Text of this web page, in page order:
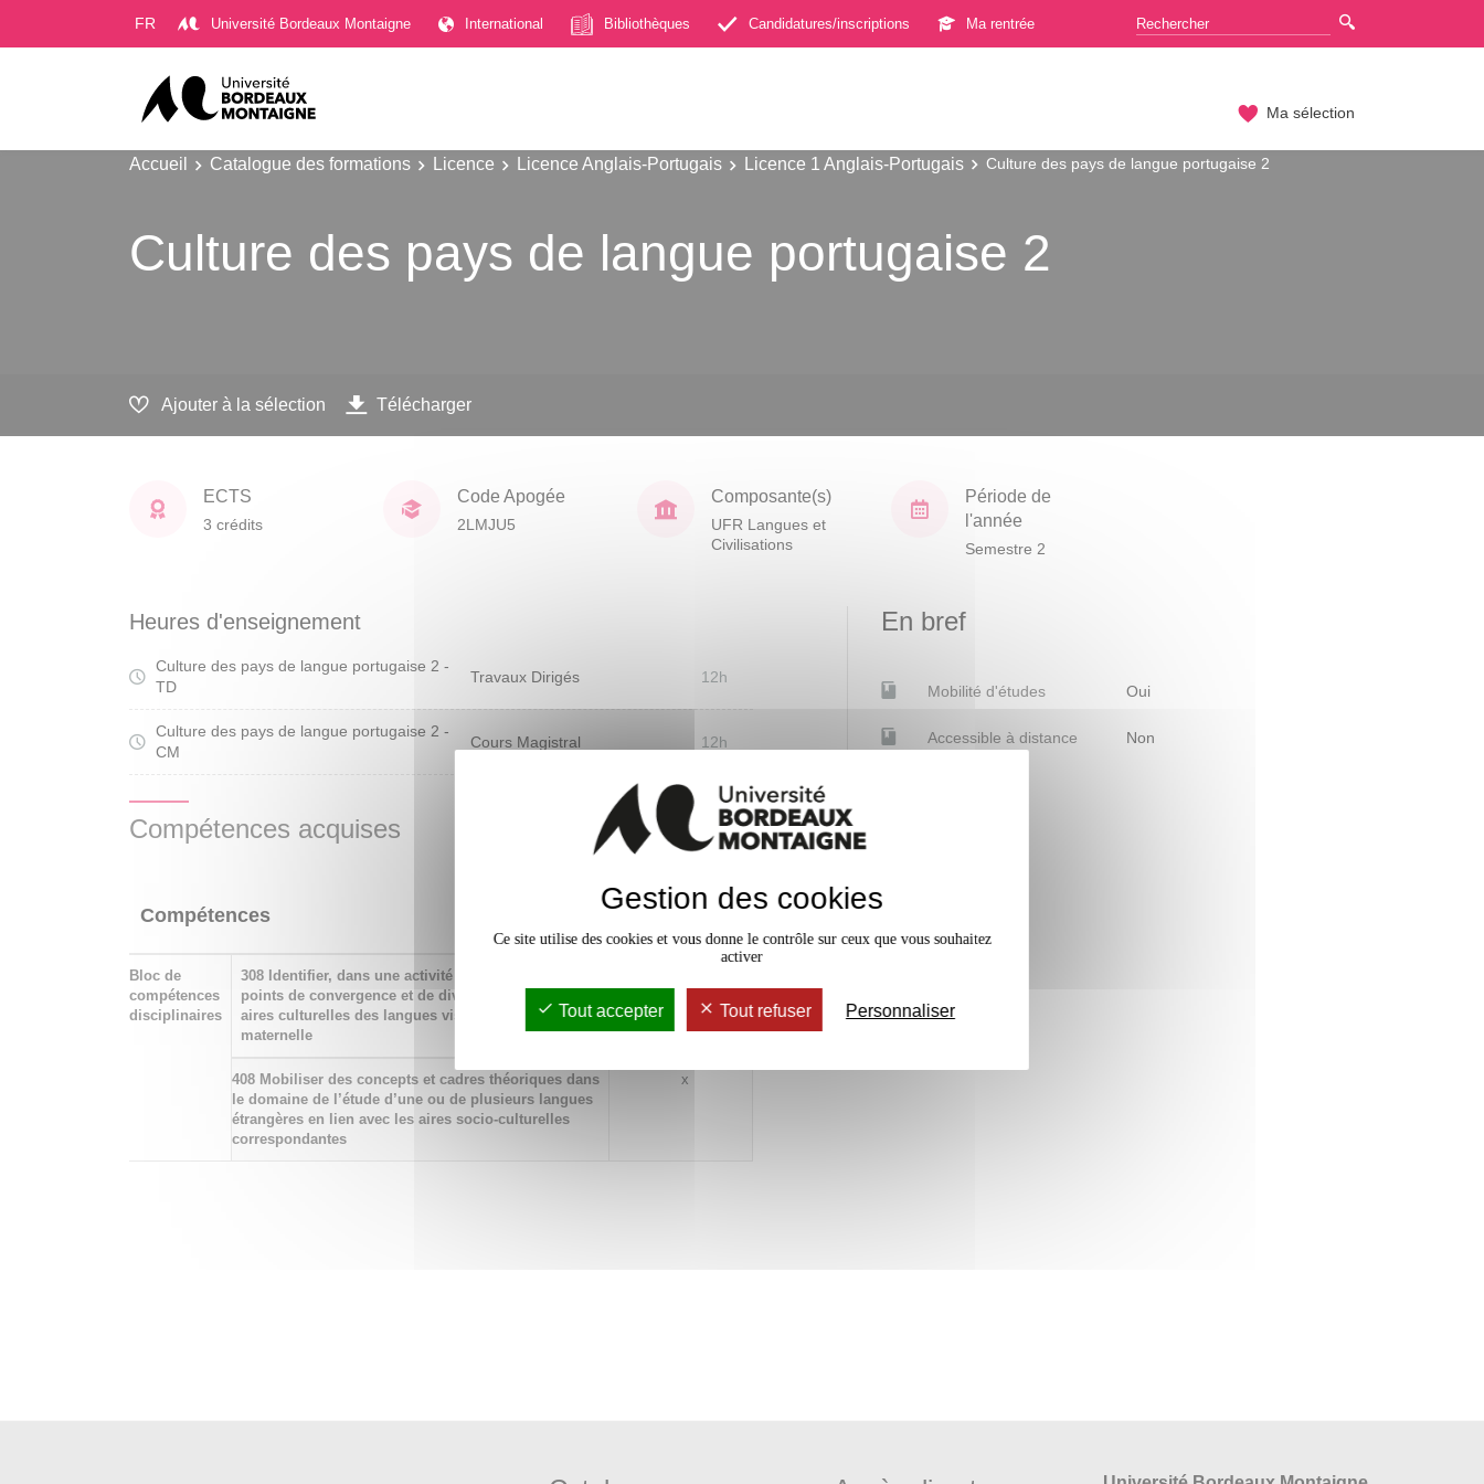
FR Université Bordeaux Montaigne International Bibliothèques Candidatures/inscriptions Ma rentrée
Ma sélection
Accueil Catalogue des formations Licence Licence Anglais-Portugais Licence 1 Anglais-Portugais Culture des pays de langue portugaise 2
Culture des pays de langue portugaise 2
Ajouter à la sélection Télécharger
ECTS
3 crédits
Code Apogée
2LMJU5
Composante(s)
UFR Langues et
Civilisations
Période de
l'année
Semestre 2
Heures d'enseignement
Culture des pays de langue portugaise 2 -
TD
Travaux Dirigés 12h
Culture des pays de langue portugaise 2 -
CM
Cours Magistral 12h
Compétences acquises
Compétences
Niveau
d'acquisition
Bloc de
compétences
disciplinaires
308 Identifier, dans une activité professionnelle, des
points de convergence et de divergence entre les
aires culturelles des langues visées et de sa langue
maternelle
408 Mobiliser des concepts et cadres théoriques dans
le domaine de l’étude d’une ou de plusieurs langues
étrangères en lien avec les aires socio-culturelles
correspondantes
x
En bref
Mobilité d'études Oui
Accessible à distance Non
Gestion des cookies
Ce site utilise des cookies et vous donne le contrôle sur ceux que vous souhaitez
activer
Tout accepter Tout refuser Personnaliser